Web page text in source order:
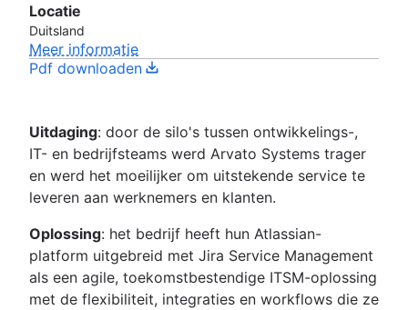
Locatie
Duitsland
Meer informatie
Pdf downloaden
Uitdaging: door de silo's tussen ontwikkelings-,
IT- en bedrijfsteams werd Arvato Systems trager
en werd het moeilijker om uitstekende service te
leveren aan werknemers en klanten.
Oplossing: het bedrijf heeft hun Atlassian-
platform uitgebreid met Jira Service Management
als een agile, toekomstbestendige ITSM-oplossing
met de flexibiliteit, integraties en workflows die ze